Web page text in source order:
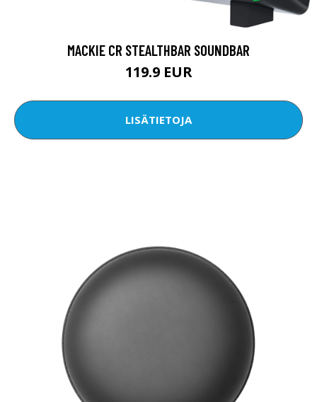
MACKIE CR STEALTHBAR SOUNDBAR
119.9 EUR
LISÄTIETOJA